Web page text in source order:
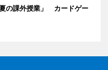
の課外授業」 カードゲー